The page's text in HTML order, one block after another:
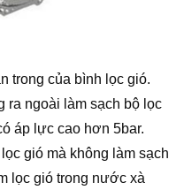
trong của bình lọc gió.
ra ngoài làm sạch bộ lọc
áp lực cao hơn 5bar.
gió mà không làm sạch
lọc gió trong nước xà